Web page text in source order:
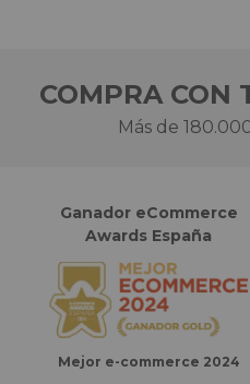
COMPRA CON
Más de
Ganador eCommerce
Awards España
Mejor e-commerce 2024